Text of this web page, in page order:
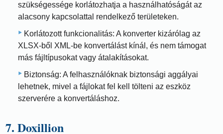
szükségessége korlátozhatja a használhatóságát az
alacsony kapcsolattal rendelkező területeken.
Korlátozott funkcionalitás: A konverter kizárólag az
XLSX-ből XML-be konvertálást kínál, és nem támogat
más fájltípusokat vagy átalakításokat.
Biztonság: A felhasználóknak biztonsági aggályai
lehetnek, mivel a fájlokat fel kell tölteni az eszköz
szerverére a konvertáláshoz.
7. Doxillion